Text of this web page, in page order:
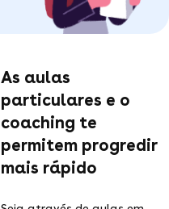
As aulas
particulares e o
coaching te
permitem progredir
mais rápido